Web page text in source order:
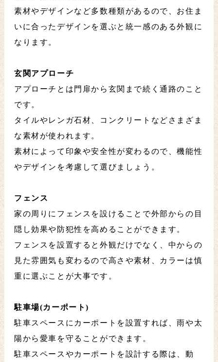
素材やデザインなど多数種類があるので、お住ま
いに合ったデザインを選ぶと統一感のある外観に
なります。
玄関アプローチ
アプローチとは門扉から玄関まで続く通路のこと
です。
タイルやレンガ石材、コンクリートなどさまざま
な素材が使われます。
素材によって印象や安全性が変わるので、機能性
やデザインを考慮して選びましょう。
フェンス
家の周りにフェンスを設けることで外部からの目
隠し効果や防犯性を高めることができます。
フェンスを設置すると外観だけでなく、中からの
見た雰囲気も変わるので高さや素材、カラーは慎
重に選ぶことが大事です。
駐車場(カーポート)
駐車スペースにカーポートを設置すれば、雨や太
陽から愛車を守ることができます。
駐車スペースやカーポートを設計する際は、動